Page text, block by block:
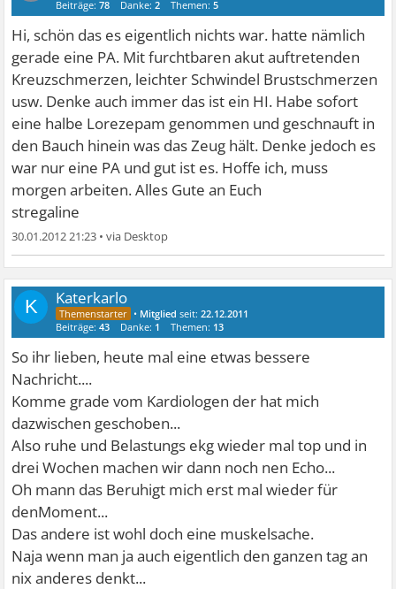
Beiträge:78 Danke:2 Themen:5
Hi, schön das es eigentlich nichts war. hatte nämlich
gerade eine PA. Mit furchtbaren akut auftretenden
Kreuzschmerzen, leichter Schwindel Brustschmerzen
usw. Denke auch immer das ist ein HI. Habe sofort
eine halbe Lorezepam genommen und geschnauft in
den Bauch hinein was das Zeug hält. Denke jedoch es
war nur eine PA und gut ist es. Hoffe ich, muss
morgen arbeiten. Alles Gute an Euch
stregaline
30.01.2012 21:23 •
K Katerkarlo
• Mitglied seit:22.12.2011
Beiträge:43 Danke: 1 Themen: 13
So ihr lieben, heute mal eine etwas bessere
Nachricht....
Komme grade vom Kardiologen der hat mich
dazwischen geschoben...
Also ruhe und Belastungs ekg wieder mal top und in
drei Wochen machen wir dann noch nen Echo...
Oh mann das Beruhigt mich erst mal wieder für
denMoment...
Das andere ist wohl doch eine muskelsache.
Naja wenn man ja auch eigentlich den ganzen tag an
nix anderes denkt...